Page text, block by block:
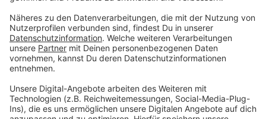
ausziehbarer Couch, einem Balkon oder einer
Loggia willkommen, von wo aus Sie den Blick auf die
idyllische Umgebung genießen können. Die voll
ausgestattete
Selbstbedienungsbar lässt keine Wünsche offen
und lädt zu gemütlichen Kochstunden ein. Die ruhige
Lage der Appartements garantieren erholsame